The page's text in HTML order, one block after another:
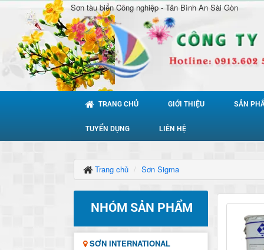
Sơn tàu biển Công nghiệp - Tân Bình An Sài Gòn
TRANG CHỦ GIỚI THIỆU SẢN
TUYỂN DỤNG LIÊN HỆ
Trang chủ Sơn Sigma
NHÓM SẢN PHẨM
SƠN INTERNATIONAL